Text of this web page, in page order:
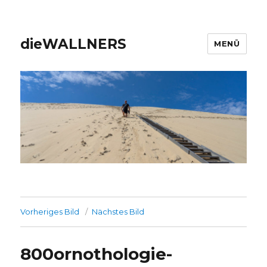
dieWALLNERS MENÜ
Vorheriges Bild Nächstes Bild
800ornothologie-